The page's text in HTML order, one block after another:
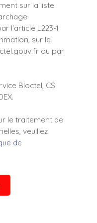
sur la liste
l'article L223-1
sur le
ou par
Bloctel, CS
le traitement de
veuillez
de